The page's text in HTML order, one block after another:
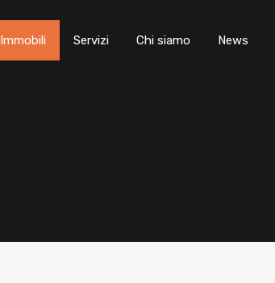
Immobili Servizi Chi siamo News